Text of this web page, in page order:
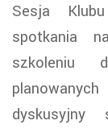
Sesja
spotkania
szkoleniu
dyskusyjny